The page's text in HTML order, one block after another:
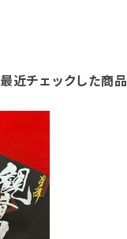
最近チェックした商品